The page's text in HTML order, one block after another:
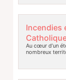
Incendies
Au cœur d’un
nombreux